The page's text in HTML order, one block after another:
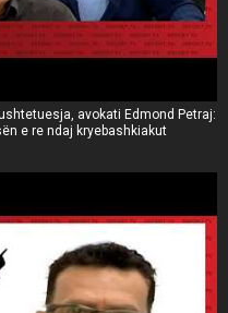
avokati Edmond Petraj:
e re ndaj kryebashkiakut